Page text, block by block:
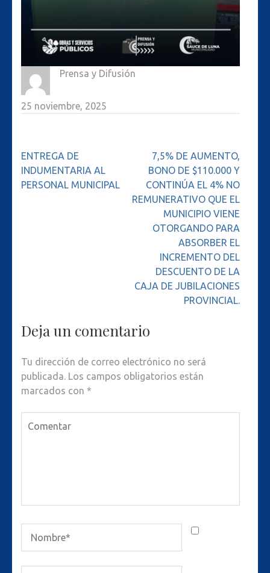
Prensa y Difusión
25 noviembre, 2025
Navegación
de
entradas
ENTREGA DE
INDUMENTARIA AL
PERSONAL MUNICIPAL
7,5% DE AUMENTO,
BONO DE $110.000 Y
CONTINÚA EL 4% NO
REMUNERATIVO QUE EL
MUNICIPIO VIENE
OTORGANDO PARA
ABSORBER EL
INCREMENTO DEL
DESCUENTO DE LA
CAJA DE JUBILACIONES
PROVINCIAL.
Deja un comentario
Tu dirección de correo electrónico no será
publicada. Los campos obligatorios están
marcados con *